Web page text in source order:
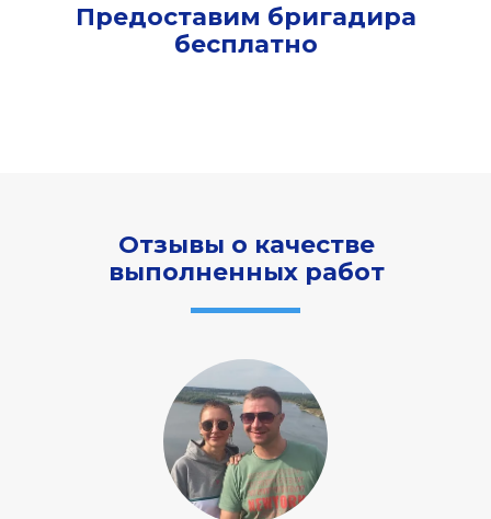
Предоставим бригадира
бесплатно
Отзывы о качестве
выполненных работ